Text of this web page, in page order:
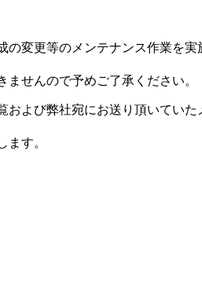
の変更等のメンテナンス作業を実
せんので予めご了承ください。
および弊社宛にお送り頂いていた
す。